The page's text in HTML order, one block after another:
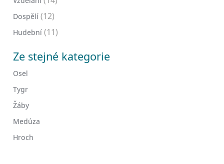
Dospělí (12)
Hudební (11)
Ze stejné kategorie
Osel
Tygr
Žáby
Medúza
Hroch